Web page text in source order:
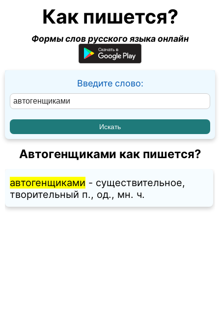
Как пишется?
Формы слов русского языка онлайн
Введите слово:
Автогенщиками как пишется?
автогенщиками - существительное,
творительный п., од., мн. ч.